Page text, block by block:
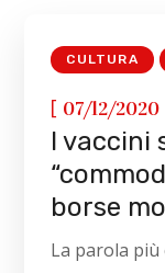
CULTURA
[ 07/12/2020
I vaccini
borse
La parola